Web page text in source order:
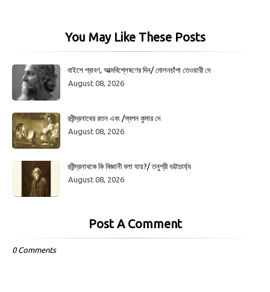
You May Like These Posts
বাইশে শ্রাবণ, আত্মবিশ্লেষণের দিন/ দোলনচাঁপা তেওয়ারী দে
August 08, 2026
রবীন্দ্রনাথের রতন এবং /স্বপন কুমার দে
August 08, 2026
রবীন্দ্রনাথকে কি বিজ্ঞানী বলা যায়?/ তনুশ্রী ভট্টাচার্য্য
August 08, 2026
Post A Comment
0 Comments